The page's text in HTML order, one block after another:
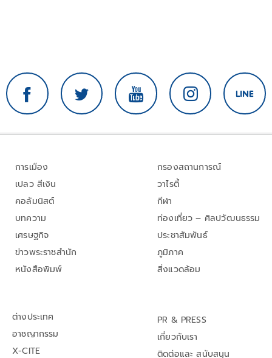
การเมือง
เปลว สีเงิน
คอลัมนิสต์
บทความ
เศรษฐกิจ
ข่าวพระราชสำนัก
หนังสือพิมพ์
กรองสถานการณ์
วาไรตี้
กีฬา
ท่องเที่ยว – ศิลปวัฒนธรรม
ประชาสัมพันธ์
ภูมิภาค
สิ่งแวดล้อม
ต่างประเทศ
อาชญากรรม
X-CITE
PR & PRESS
เกี่ยวกับเรา
ติดต่อและ สนับสนุน